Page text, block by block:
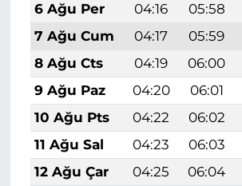
6 Ağu Per
04:16 05:58
7 Ağu Cum
04:17 05:59
8 Ağu Cts
04:19 06:00
9 Ağu Paz
04:20 06:01
10 Ağu Pts
04:22 06:02
11 Ağu Sal
04:23 06:03
12 Ağu Çar
04:25 06:04